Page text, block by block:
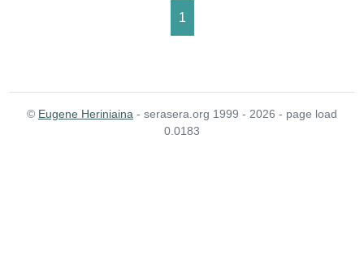
1
© Eugene Heriniaina - serasera.org 1999 - 2026 - page load
0.0183